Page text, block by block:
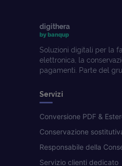
digithera
by banqup
Soluzioni digitali per la
elettronica, la
pagamenti. Parte del
Servizi
Conversione PDF &
Conservazione
Responsabile della
Servizio clienti dedicato